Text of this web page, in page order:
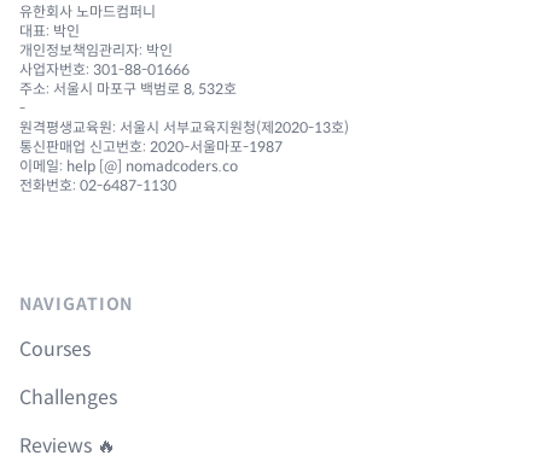
유한회사 노마드컴퍼니
대표: 박인
개인정보책임관리자: 박인
사업자번호: 301-88-01666
주소: 서울시 마포구 백범로 8, 532호
-
원격평생교육원: 서울시 서부교육지원청(제2020-13호)
통신판매업 신고번호: 2020-서울마포-1987
이메일: help [@] nomadcoders.co
전화번호: 02-6487-1130
NAVIGATION
Courses
Challenges
Reviews 🔥